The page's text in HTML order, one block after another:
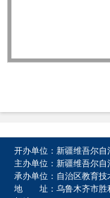
开办单位：新疆维吾尔自
主办单位：新疆维吾尔
承办单位：自治区教育技
地 址：乌鲁木齐市胜